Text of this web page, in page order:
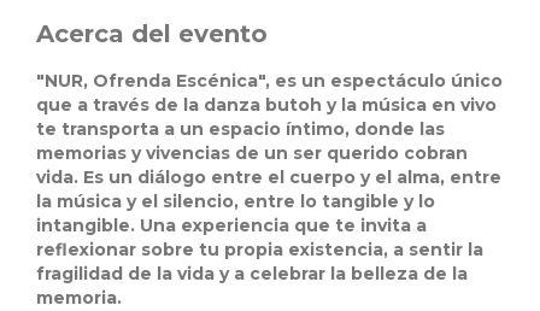
Acerca del evento
"NUR, Ofrenda Escénica", es un espectáculo único
que a través de la danza butoh y la música en vivo
te transporta a un espacio íntimo, donde las
memorias y vivencias de un ser querido cobran
vida. Es un diálogo entre el cuerpo y el alma, entre
la música y el silencio, entre lo tangible y lo
intangible. Una experiencia que te invita a
reflexionar sobre tu propia existencia, a sentir la
fragilidad de la vida y a celebrar la belleza de la
memoria.